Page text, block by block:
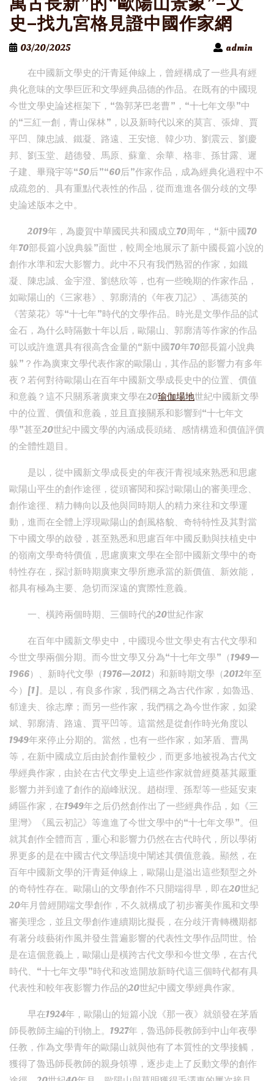
史–找九宮格見證中國作家網
03/20/2025
admin
在中國新文學史的汗青延伸線上，曾經構成了一些具有經
典化意味的文學巨匠和文學經典品德的作品。在既有的中國現
今世文學史論述框架下，“魯郭茅巴老曹”，“十七年文學”中
的“三紅一創，青山保林”，以及新時代以來的莫言、張煒、賈
平凹、陳忠誠、鐵凝、路遠、王安憶、韓少功、劉震云、劉慶
邦、劉玉堂、趙德發、馬原、蘇童、余華、格非、孫甘露、遲
子建、畢飛宇等“50后”“60后”作家作品，成為經典化過程中不
成疏忽的、具有重點代表性的作品，從而進進各個分歧的文學
史論述版本之中。
2019年，為慶賀中華國民共和國成立70周年，“新中國70
年70部長篇小說典躲”面世，較周全地展示了新中國長篇小說的
創作水準和宏大影響力。此中不只有我們熟習的作家，如鐵
凝、陳忠誠、金宇澄、劉慈欣等，也有一些晚期的作家作品，
如歐陽山的《三家巷》、郭廓清的《年夜刀記》、馮德英的
《苦菜花》等“十七年”時代的文學作品。時光是文學作品的試
金石，為什么時隔數十年以后，歐陽山、郭廓清等作家的作品
可以或許進選具有很高含金量的“新中國70年70部長篇小說典
躲”？作為廣東文學代表作家的歐陽山，其作品的影響力有多年
夜？若何對待歐陽山在百年中國新文學成長史中的位置、價值
和意義？這不只關系著廣東文學在20瑜伽場地世紀中國新文學
中的位置、價值和意義，並且直接關系和影響到“十七年文
學”甚至20世紀中國文學的內涵成長頭緒、感情構造和價值評價
的全體性題目。
是以，從中國新文學成長史的年夜汗青視域來熟悉和思慮
歐陽山平生的創作途徑，從頭審閱和探討歐陽山的審美理念、
創作途徑、精力轉向以及他與同時期人的精力來往和文學運
動，進而在全體上浮現歐陽山的創風格貌、奇特特性及其對當
下中國文學的啟發，甚至熟悉和思慮百年中國反動與扶植史中
的嶺南文學奇特價值，思慮廣東文學在全部中國新文學中的奇
特性存在，探討新時期廣東文學所應承當的新價值、新效能，
都具有極為主要、急切而深遠的實際性意義。
一、橫跨兩個時期、三個時代的20世紀作家
在百年中國新文學史中，中國現今世文學史有古代文學和
今世文學兩個分期。而今世文學又分為“十七年文學”（1949—
1966）、新時代文學（1976—2012）和新時期文學（2012年至
今）[1]。是以，有良多作家，我們稱之為古代作家，如魯迅、
郁達夫、徐志摩；而另一些作家，我們稱之為今世作家，如梁
斌、郭廓清、路遠、賈平凹等。這當然是從創作時光角度以
1949年來停止分期的。當然，也有一些作家，如茅盾、曹禺
等，在新中國成立后由於創作量較少，而更多地被視為古代文
學經典作家，由於在古代文學史上這些作家就曾經奠基其嚴重
影響力并到達了創作的巔峰狀況。趙樹理、孫犁等一些延安束
縛區作家，在1949年之后仍然創作出了一些經典作品，如《三
里灣》《風云初記》等進進了今世文學中的“十七年文學”。但
就其創作全體而言，重心和影響力仍然在古代時代，所以學術
界更多的是在中國古代文學語境中闡述其價值意義。顯然，在
百年中國新文學的汗青延伸線上，歐陽山是溢出這些類型之外
的奇特性存在。歐陽山的文學創作不只開端得早，即在20世紀
20年月曾經開端文學創作，不久就構成了初步審美作風和文學
審美理念，並且文學創作連續期比擬長，在分歧汗青轉機期都
有著分歧藝術作風并發生普遍影響的代表性文學作品問世。恰
是在這個意義上，歐陽山是橫跨古代文學和今世文學，在古代
時代、“十七年文學”時代和改造開放新時代這三個時代都有具
代表性和較年夜影響力作品的20世紀中國文學經典作家。
早在1924年，歐陽山的短篇小說《那一夜》就頒發在茅盾
師長教師主編的刊物上。1927年，魯迅師長教師到中山年夜學
任教，作為文學青年的歐陽山就與他有了本質性的文學接觸，
獲得了魯迅師長教師的親身領導，逐步走上了反動文學的創作